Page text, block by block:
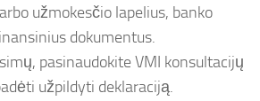
užmokesčio lapelius, banko
dokumentus.
pasinaudokite VMI konsultacijų
užpildyti deklaraciją.